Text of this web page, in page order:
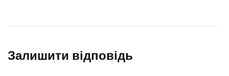
Залишити відповідь